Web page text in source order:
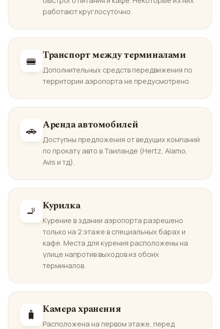
работают круглосуточно.
🚝 Транспорт между терминалами
Дополнительных средств передвижения по
территории аэропорта не предусмотрено.
🚗 Аренда автомобилей
Доступны предложения от ведущих компаний
по прокату авто в Таиланде (Hertz, Alamo,
Avis и тд).
🚬 Курилка
Курение в здании аэропорта разрешено
только на 2 этаже в специальных барах и
кафе. Места для курения расположены на
улице напротив выходов из обоих
терминалов.
🧳 Камера хранения
Расположена на первом этаже, перед